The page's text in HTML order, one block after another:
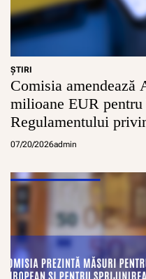
ŞTIRI
Comisia amendează
milioane EUR pentru
Regulamentului
07/20/2026admin